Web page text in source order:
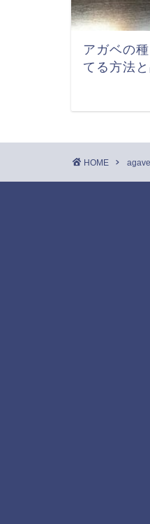
アガベの
てる方法
HOME agave